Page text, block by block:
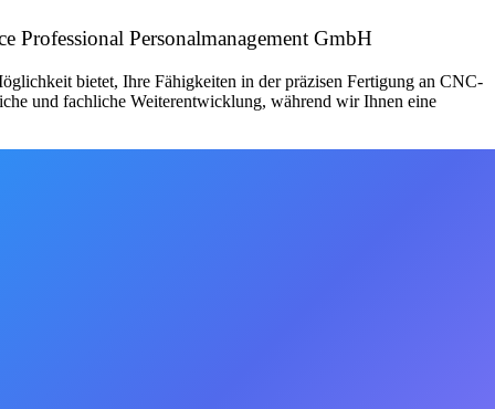
Personalmanagement GmbH
bietet, Ihre Fähigkeiten in der präzisen Fertigung an CNC-
und fachliche Weiterentwicklung, während wir Ihnen eine